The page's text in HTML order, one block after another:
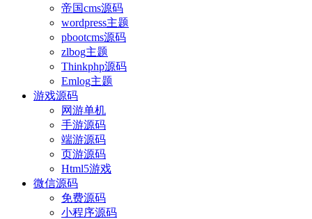
帝国cms源码
wordpress主题
pbootcms源码
zlbog主题
Thinkphp源码
Emlog主题
游戏源码
网游单机
手游源码
端游源码
页游源码
Html5游戏
微信源码
免费源码
小程序源码